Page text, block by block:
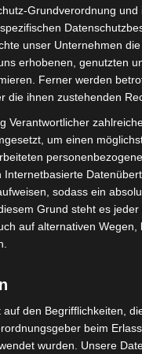
für ein
und
Dragshow bis
Signal für
für Gehörlose
den Tag zu einem
1von 4
Grundverordnung und
unser Unternehmen
erhobenen, genutzten
Ferner werden
die ihnen zustehenden
Verantwortlicher
um einen
sodass ein
Grund steht es
auf alternativen Wegen,
den Begrifflichkeiten,
beim
wurden. Unsere